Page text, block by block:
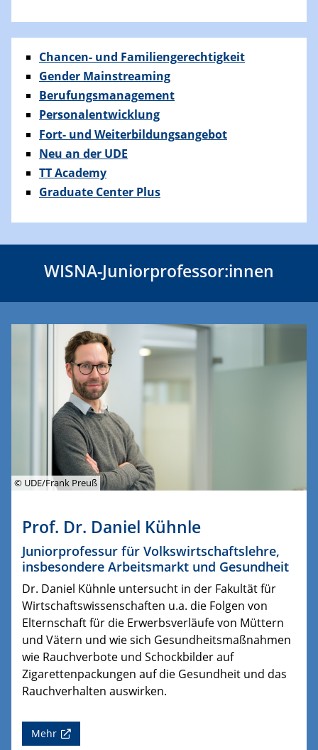
Chancen- und Familiengerechtigkeit
Gender Mainstreaming
Berufungsmanagement
Personalentwicklung
Fort- und Weiterbildungsangebot
Neu an der UDE
TT Academy
Graduate Center Plus
WISNA-Juniorprofessor:innen
© UDE/Frank Preuß
Prof. Dr. Daniel Kühnle
Juniorprofessur für Volkswirtschaftslehre,
insbesondere Arbeitsmarkt und Gesundheit
Dr. Daniel Kühnle untersucht in der Fakultät für
Wirtschaftswissenschaften u.a. die Folgen von
Elternschaft für die Erwerbsverläufe von Müttern
und Vätern und wie sich Gesundheitsmaßnahmen
wie Rauchverbote und Schockbilder auf
Zigarettenpackungen auf die Gesundheit und das
Rauchverhalten auswirken.
Mehr